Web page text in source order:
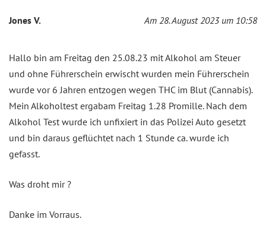
Jones V. Am 28. August 2023 um 10:58
Hallo bin am Freitag den 25.08.23 mit Alkohol am Steuer
und ohne Führerschein erwischt wurden mein Führerschein
wurde vor 6 Jahren entzogen wegen THC im Blut (Cannabis).
Mein Alkoholtest ergabam Freitag 1.28 Promille. Nach dem
Alkohol Test wurde ich unfixiert in das Polizei Auto gesetzt
und bin daraus geflüchtet nach 1 Stunde ca. wurde ich
gefasst.
Was droht mir ?
Danke im Vorraus.